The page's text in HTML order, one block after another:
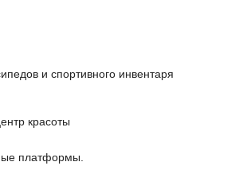
и спортивного инвентаря
красоты
платформы.